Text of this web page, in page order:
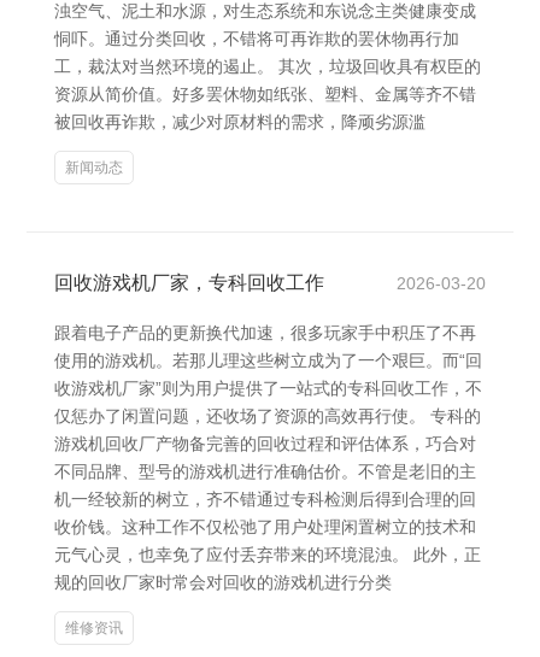
浊空气、泥土和水源，对生态系统和东说念主类健康变成
恫吓。通过分类回收，不错将可再诈欺的罢休物再行加
工，裁汰对当然环境的遏止。 其次，垃圾回收具有权臣的
资源从简价值。好多罢休物如纸张、塑料、金属等齐不错
被回收再诈欺，减少对原材料的需求，降顽劣源滥
新闻动态
回收游戏机厂家，专科回收工作 2026-03-20
跟着电子产品的更新换代加速，很多玩家手中积压了不再
使用的游戏机。若那儿理这些树立成为了一个艰巨。而“回
收游戏机厂家”则为用户提供了一站式的专科回收工作，不
仅惩办了闲置问题，还收场了资源的高效再行使。 专科的
游戏机回收厂产物备完善的回收过程和评估体系，巧合对
不同品牌、型号的游戏机进行准确估价。不管是老旧的主
机一经较新的树立，齐不错通过专科检测后得到合理的回
收价钱。这种工作不仅松弛了用户处理闲置树立的技术和
元气心灵，也幸免了应付丢弃带来的环境混浊。 此外，正
规的回收厂家时常会对回收的游戏机进行分类
维修资讯